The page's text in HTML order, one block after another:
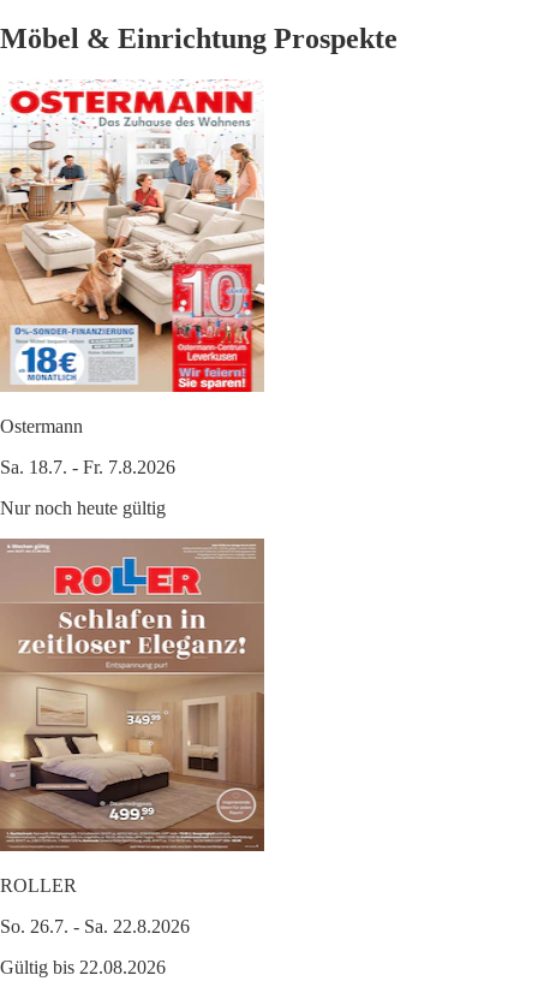
Möbel & Einrichtung Prospekte
Ostermann
Sa. 18.7. - Fr. 7.8.2026
Nur noch heute gültig
ROLLER
So. 26.7. - Sa. 22.8.2026
Gültig bis 22.08.2026